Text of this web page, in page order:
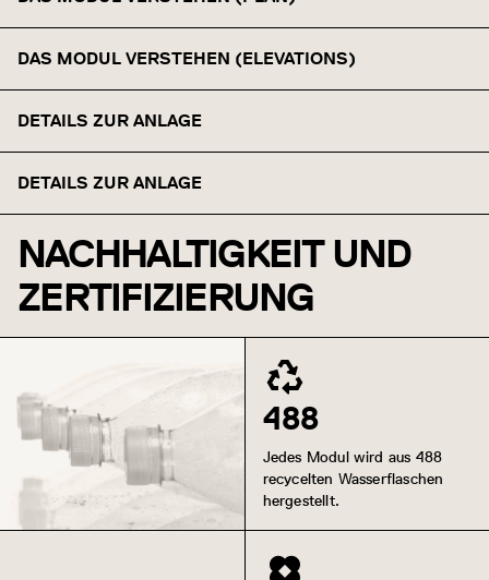
DAS MODUL VERSTEHEN (ELEVATIONS)
DETAILS ZUR ANLAGE
DETAILS ZUR ANLAGE
NACHHALTIGKEIT UND
ZERTIFIZIERUNG
488
Jedes Modul wird aus 488
recycelten Wasserflaschen
hergestellt.